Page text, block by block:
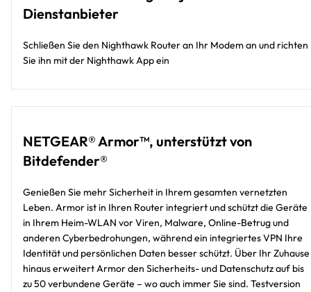
Dienstanbieter
Schließen Sie den Nighthawk Router an Ihr Modem an und richten
Sie ihn mit der Nighthawk App ein
NETGEAR® Armor™, unterstützt von
Bitdefender®
Genießen Sie mehr Sicherheit in Ihrem gesamten vernetzten
Leben. Armor ist in Ihren Router integriert und schützt die Geräte
in Ihrem Heim-WLAN vor Viren, Malware, Online-Betrug und
anderen Cyberbedrohungen, während ein integriertes VPN Ihre
Identität und persönlichen Daten besser schützt. Über Ihr Zuhause
hinaus erweitert Armor den Sicherheits- und Datenschutz auf bis
zu 50 verbundene Geräte – wo auch immer Sie sind. Testversion